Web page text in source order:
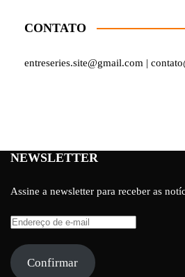
CONTATO
entreseries.site@gmail.com |
NEWSLETTER
Assine a newsletter para receber as
Endereço
e-
mail
Confirmar